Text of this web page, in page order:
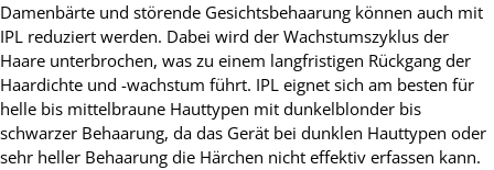
Damenbärte und störende Gesichtsbehaarung können auch mit
IPL reduziert werden. Dabei wird der Wachstumszyklus der
Haare unterbrochen, was zu einem langfristigen Rückgang der
Haardichte und -wachstum führt. IPL eignet sich am besten für
helle bis mittelbraune Hauttypen mit dunkelblonder bis
schwarzer Behaarung, da das Gerät bei dunklen Hauttypen oder
sehr heller Behaarung die Härchen nicht effektiv erfassen kann.